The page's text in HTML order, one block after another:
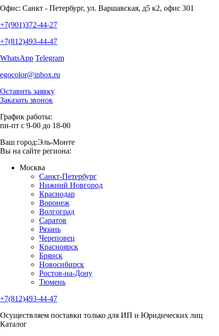
Офис: Санкт - Петербург, ул. Варшавская, д5 к2, офис 301
+7(901)372-44-27
+7(812)493-44-47
WhatsApp Telegram
egocolor@inbox.ru
Оставить заявку
Заказать звонок
График работы:
пн-пт с 9-00 до 18-00
Ваш город:Эль-Монте
Вы на сайте региона:
Москва
Санкт-Петербург
Нижний Новгород
Краснодар
Воронеж
Волгоград
Саратов
Рязань
Череповец
Красноярск
Брянск
Новосибирск
Ростов-на-Дону
Тюмень
+7(812)493-44-47
Осуществляем поставки только для ИП и Юридических лиц
Каталог